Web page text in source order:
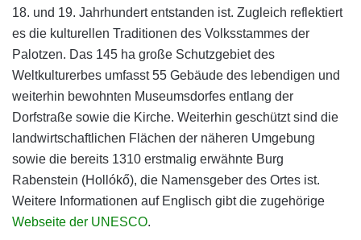
18. und 19. Jahrhundert entstanden ist. Zugleich reflektiert
es die kulturellen Traditionen des Volksstammes der
Palotzen. Das 145 ha große Schutzgebiet des
Weltkulturerbes umfasst 55 Gebäude des lebendigen und
weiterhin bewohnten Museumsdorfes entlang der
Dorfstraße sowie die Kirche. Weiterhin geschützt sind die
landwirtschaftlichen Flächen der näheren Umgebung
sowie die bereits 1310 erstmalig erwähnte Burg
Rabenstein (Hollókő), die Namensgeber des Ortes ist.
Weitere Informationen auf Englisch gibt die zugehörige
Webseite der UNESCO.